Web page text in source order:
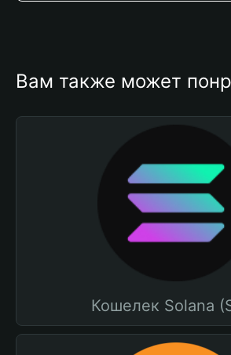
Вам также может
Кошелек Solana